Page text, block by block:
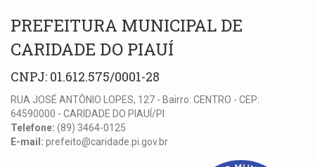
PREFEITURA MUNICIPAL DE
CARIDADE DO PIAUÍ
CNPJ: 01.612.575/0001-28
RUA JOSÉ ANTÔNIO LOPES, 127 - Bairro: CENTRO - CEP:
64590000 - CARIDADE DO PIAUÍ/PI
Telefone: (89) 3464-0125
E-mail: prefeito@caridade.pi.gov.br